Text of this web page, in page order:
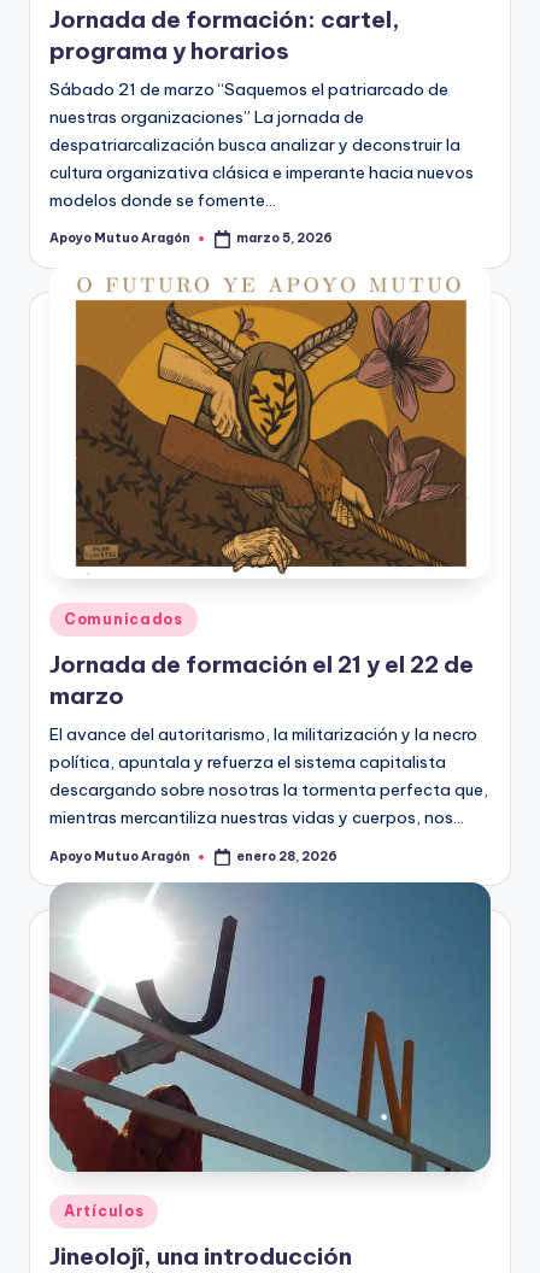
Jornada de formación: cartel,
programa y horarios
Sábado 21 de marzo “Saquemos el patriarcado de
nuestras organizaciones” La jornada de
despatriarcalización busca analizar y deconstruir la
cultura organizativa clásica e imperante hacia nuevos
modelos donde se fomente…
Publicado
Apoyo Mutuo Aragón marzo 5, 2026
Publicado
en
Comunicados
Jornada de formación el 21 y el 22 de
marzo
El avance del autoritarismo, la militarización y la necro
política, apuntala y refuerza el sistema capitalista
descargando sobre nosotras la tormenta perfecta que,
mientras mercantiliza nuestras vidas y cuerpos, nos…
Publicado
Apoyo Mutuo Aragón enero 28, 2026
Publicado
en
Artículos
Jineolojî, una introducción